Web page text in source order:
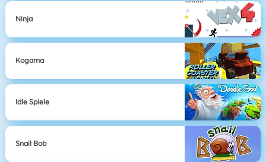
Ninja
Kogama
Idle Spiele
Snail Bob